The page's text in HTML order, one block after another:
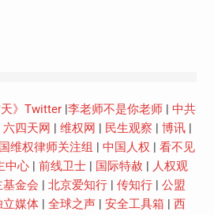
天》Twitter| 李老师不是你老师| 中共
六四天网 维权网 民生观察 博讯|
维权律师关注组 中国人权
看不见
中心| 前线卫士| 国际特赦
人权观
基金会 北京爱知行| 传知行| 公盟
立媒体| 全球之声| 安全工具箱
西